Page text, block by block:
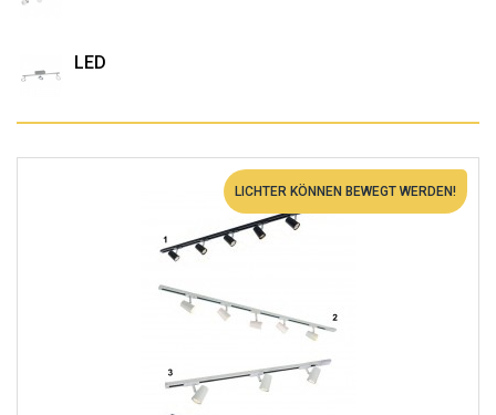
LED
LICHTER KÖNNEN BEWEGT WERDEN!